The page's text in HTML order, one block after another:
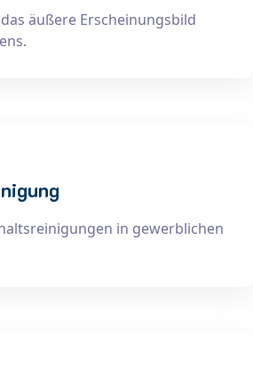
äußere Erscheinungsbild
in gewerblichen